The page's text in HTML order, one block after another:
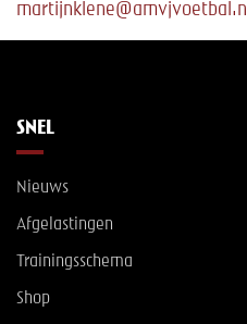
martijnklene@amvjvoetbal.nl
SNEL
Nieuws
Afgelastingen
Trainingsschema
Shop